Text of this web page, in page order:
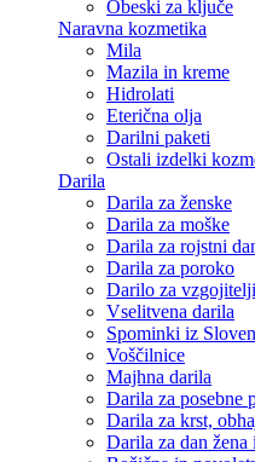
Obeski za ključe
Naravna kozmetika
Mila
Mazila in kreme
Hidrolati
Eterična olja
Darilni paketi
Ostali izdelki
Darila
Darila za ženske
Darila za moške
Darila za rojstni
Darila za poroko
Darilo za
Vselitvena darila
Spominki iz
Voščilnice
Majhna darila
Darila za posebne
Darila za krst,
Darila za dan žena